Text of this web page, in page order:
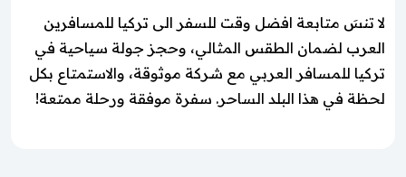
لا تنسَ متابعة افضل وقت للسفر الى تركيا للمسافرين
العرب لضمان الطقس المثالي، وحجز جولة سياحية في
تركيا للمسافر العربي مع شركة موثوقة، والاستمتاع بكل
لحظة في هذا البلد الساحر. سفرة موفقة ورحلة ممتعة!